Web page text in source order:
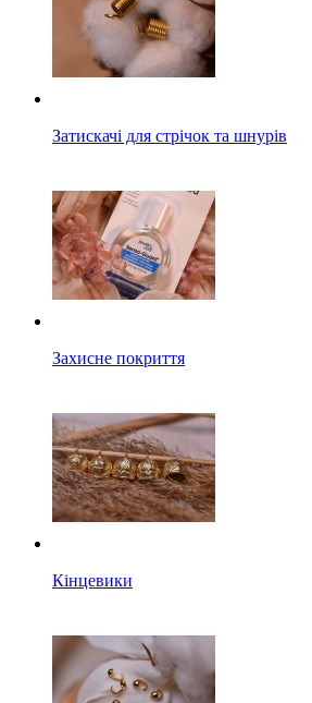
Затискачі для стрічок та шнурів
Захисне покриття
Кінцевики